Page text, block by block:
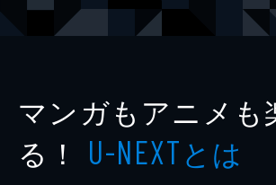
マンガもアニメも
る！ U-NEXTとは